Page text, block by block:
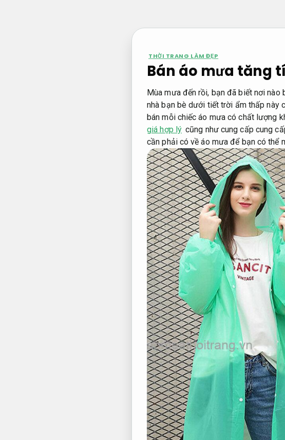
THỜI TRANG LÀM ĐẸP
Bán áo mưa tăng
Mùa mưa đến rồi, bạn đã biết nơi
nhà bạn bè dưới tiết trời ẩm thấp này
bán mỗi chiếc áo mưa có chất lượng
giá hợp lý cũng như cung cấp cung
cần phải có về áo mưa để bạn có thể